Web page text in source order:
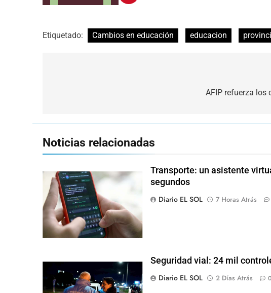
Etiquetado: Cambios en educación educacion
AFIP refuerza
Noticias relacionadas
Transporte: un asistente
segundos
Diario EL SOL
7 Horas Atrás
Seguridad vial: 24 mil
Diario EL SOL
2 Días Atrás 0